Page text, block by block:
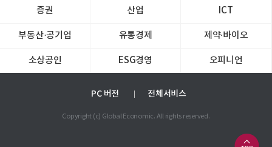
증권 산업 ICT
부동산·공기업 유통경제 제약∙바이오
소상공인 ESG경영 오피니언
PC 버전 전체서비스
Copyright (c) Global Economic. All rights reserved.